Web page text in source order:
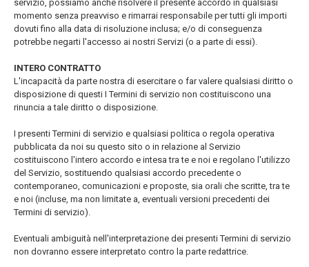
servizio, possiamo anche risolvere il presente accordo in qualsiasi
momento senza preavviso e rimarrai responsabile per tutti gli importi
dovuti fino alla data di risoluzione inclusa; e/o di conseguenza
potrebbe negarti l'accesso ai nostri Servizi (o a parte di essi).
INTERO CONTRATTO
L'incapacità da parte nostra di esercitare o far valere qualsiasi diritto o
disposizione di questi I Termini di servizio non costituiscono una
rinuncia a tale diritto o disposizione.
I presenti Termini di servizio e qualsiasi politica o regola operativa
pubblicata da noi su questo sito o in relazione al Servizio
costituiscono l'intero accordo e intesa tra te e noi e regolano l'utilizzo
del Servizio, sostituendo qualsiasi accordo precedente o
contemporaneo, comunicazioni e proposte, sia orali che scritte, tra te
e noi (incluse, ma non limitate a, eventuali versioni precedenti dei
Termini di servizio).
Eventuali ambiguità nell'interpretazione dei presenti Termini di servizio
non dovranno essere interpretato contro la parte redattrice.